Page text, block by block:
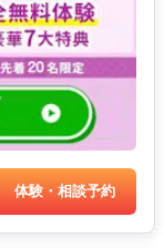
体験・相談予約